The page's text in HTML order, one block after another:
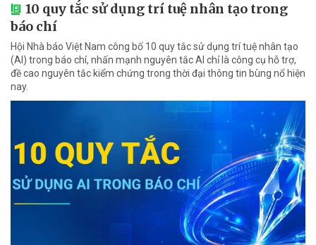
10 quy tắc sử dụng trí tuệ nhân tạo trong
báo chí
Hội Nhà báo Việt Nam công bố 10 quy tắc sử dụng trí tuệ nhân tạo
(AI) trong báo chí, nhấn mạnh nguyên tắc AI chỉ là công cụ hỗ trợ,
đề cao nguyên tắc kiểm chứng trong thời đại thông tin bùng nổ hiện
nay.